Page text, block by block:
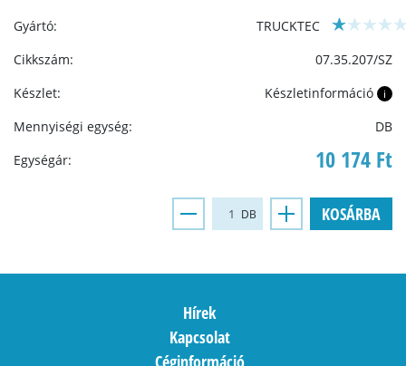
Gyártó:
TRUCKTEC
Cikkszám:
07.35.207/SZ
Készlet:
Készletinformáció i
Mennyiségi egység:
DB
Egységár:
10 174 Ft
DB KOSÁRBA
Hírek
Kapcsolat
Céginformáció